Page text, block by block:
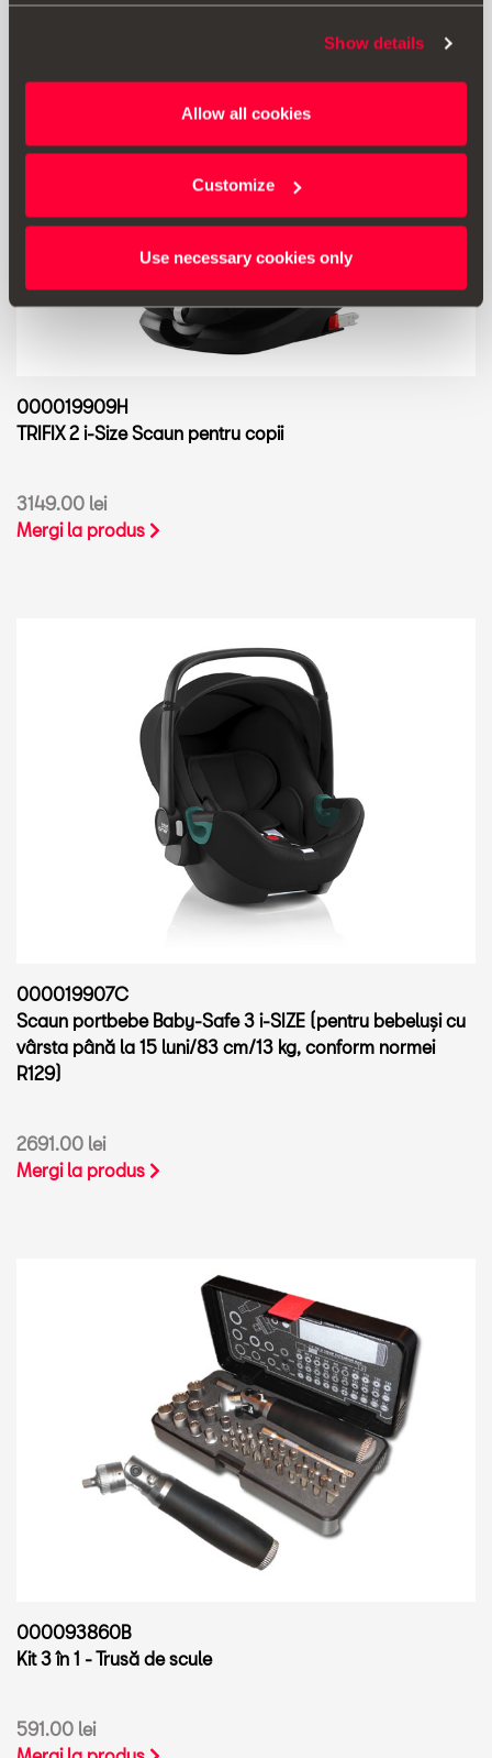
Show details
Allow all cookies
Customize
Use necessary cookies only
000019909H
TRIFIX 2 i-Size Scaun pentru copii
3149.00 lei
Mergi la produs
000019907C
Scaun portbebe Baby-Safe 3 i-SIZE (pentru bebeluși cu
vârsta până la 15 luni/83 cm/13 kg, conform normei
R129)
2691.00 lei
Mergi la produs
000093860B
Kit 3 în 1 - Trusă de scule
591.00 lei